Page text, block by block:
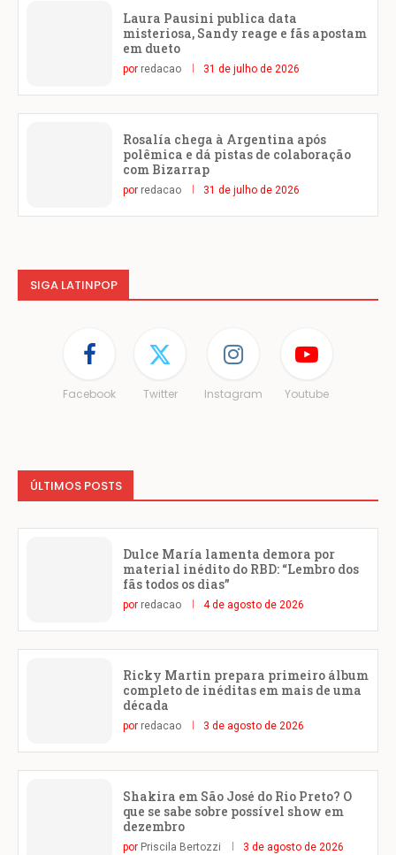
Laura Pausini publica data
misteriosa, Sandy reage e fãs apostam
em dueto
por redacao 31 de julho de 2026
Rosalía chega à Argentina após
polêmica e dá pistas de colaboração
com Bizarrap
por redacao 31 de julho de 2026
SIGA LATINPOP
Facebook Twitter Instagram Youtube
ÚLTIMOS POSTS
Dulce María lamenta demora por
material inédito do RBD: “Lembro dos
fãs todos os dias”
por redacao 4 de agosto de 2026
Ricky Martin prepara primeiro álbum
completo de inéditas em mais de uma
década
por redacao 3 de agosto de 2026
Shakira em São José do Rio Preto? O
que se sabe sobre possível show em
dezembro
por Priscila Bertozzi 3 de agosto de 2026